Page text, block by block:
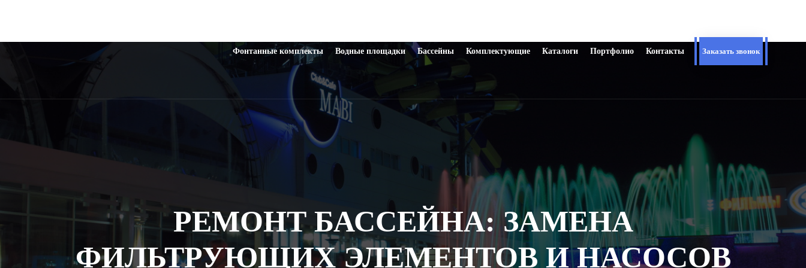
Фонтанные комплекты Водные площадки Бассейны Комплектующие Каталоги Портфолио Контакты Заказать звонок
РЕМОНТ БАССЕЙНА: ЗАМЕНА
ФИЛЬТРУЮЩИХ ЭЛЕМЕНТОВ И НАСОСОВ